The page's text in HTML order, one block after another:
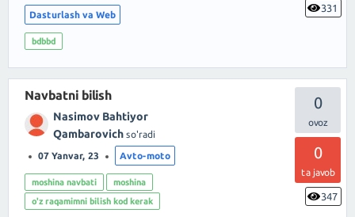
331
Dasturlash va Web
bdbbd
0
0
ta javob
347
Navbatni bilish
Nasimov Bahtiyor
Qambarovich so'radi
07 Yanvar, 23 Avto-moto
moshina navbati
moshina
o'z raqamimni bilish kod kerak